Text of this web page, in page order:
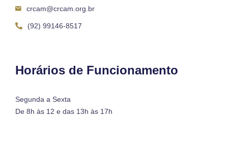
crcam@crcam.org.br
(92) 99146-8517
Horários de Funcionamento
Segunda a Sexta
De 8h às 12 e das 13h às 17h